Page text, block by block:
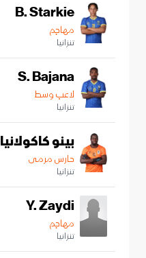
B. Starkie
مهاجم
تنزانيا
S. Bajana
لاعب وسط
تنزانيا
بينو كاكولانيا
حارس مرمى
تنزانيا
Y. Zaydi
مهاجم
تنزانيا